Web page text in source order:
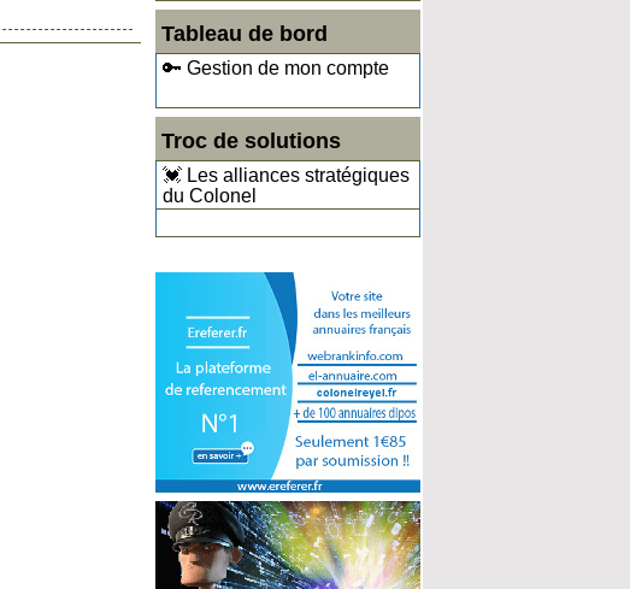
Tableau de bord
🔑 Gestion de mon compte
Troc de solutions
💓 Les alliances stratégiques
du Colonel